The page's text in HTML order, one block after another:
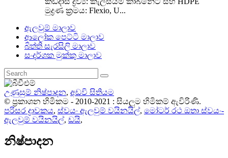
මුද්‍රණ ක්‍රමය: Flexio, U...
ඇලවුම් මාලාව
ආලෝක පෙට්ටි මාලාව
බිත්ති සැරසිලි මාලාව
සංදර්ශක මුක්කු මාලාව
උණුසුම් නිෂ්පාදන, අඩවි සිතියම
© ප්‍රකාශන හිමිකම - 2010-2021 : සියලුම හිමිකම් ඇවිරිණි.
පරිසර ද්‍රාවකය, ස්වයං ඇලවුම් වයිනයිල්, මෝටර් රථ ඔතා ස්වයං-
ඇලවුම් වයිනයිල්, ඩයි,
නිෂ්පාදන